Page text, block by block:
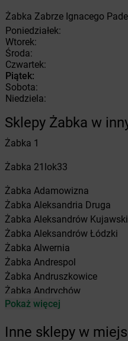
Żabka Zabrze Ignacego
Poniedziałek:
Wtorek:
Środa:
Czwartek:
Piątek:
Sobota:
Niedziela:
Sklepy Żabka w
Żabka 1
Żabka 21lok33
Żabka Adamowizna
Żabka Aleksandria Druga
Żabka Aleksandrów Kujawski
Żabka Aleksandrów Łódzki
Żabka Alwernia
Żabka Andrespol
Żabka Andruszkowice
Żabka Andrychów
Żabka Antonie
Żabka Automat
Pokaż więcej
Inne sklepy w